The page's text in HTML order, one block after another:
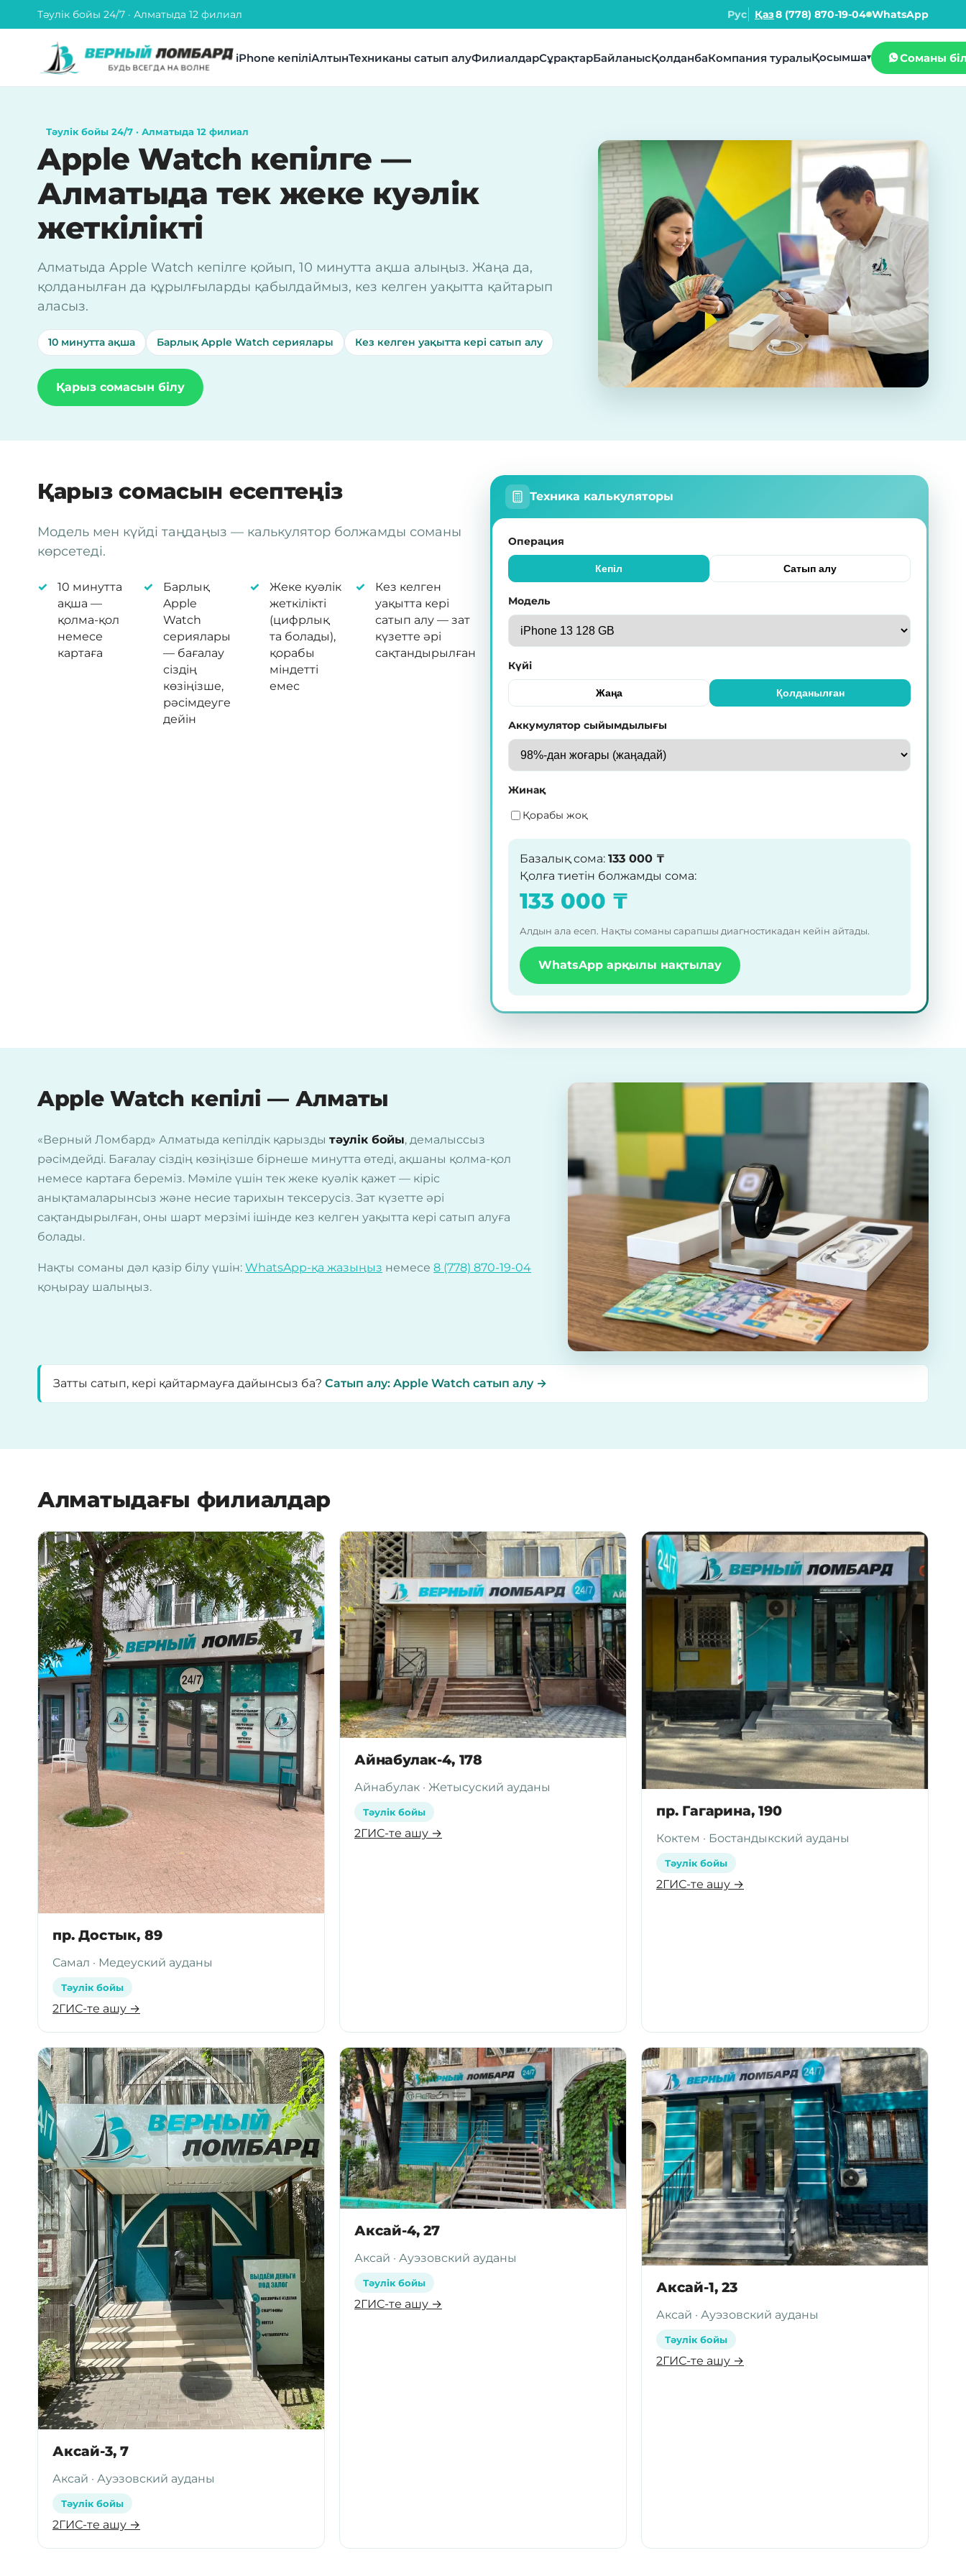
Тәулік бойы 24/7 · Алматыда 12 филиал Рус Қаз8 (778) 870-19-04 WhatsApp
iPhone кепіліАлтынТехниканы сатып алуФилиалдарСұрақтарБайланысҚолданбаКомпания туралыҚосымша▾ Соманы
Тәулік бойы 24/7 · Алматыда 12 филиал
Apple Watch кепілге —
Алматыда тек жеке куәлік
жеткілікті
Алматыда Apple Watch кепілге қойып, 10 минутта ақша алыңыз. Жаңа да,
қолданылған да құрылғыларды қабылдаймыз, кез келген уақытта қайтарып
аласыз.
10 минутта ақша Барлық Apple Watch сериялары Кез келген уақытта кері сатып алу
Қарыз сомасын білу
Қарыз сомасын есептеңіз
Модель мен күйді таңдаңыз — калькулятор болжамды соманы
көрсетеді.
10 минутта
ақша —
қолма-қол
немесе
картаға
Барлық
Apple
Watch
сериялары
— бағалау
сіздің
көзіңізше,
рәсімдеуге
дейін
Жеке куәлік
жеткілікті
(цифрлық
та болады),
қорабы
міндетті
емес
Кез келген
уақытта кері
сатып алу — зат
күзетте әрі
сақтандырылған
Техника калькуляторы
Операция
Кепіл Сатып алу
Модель
Күйі
Жаңа Қолданылған
Аккумулятор сыйымдылығы
Жинақ
Қорабы жоқ
Базалық сома: 133 000 ₸
Қолға тиетін болжамды сома:
133 000 ₸
Алдын ала есеп. Нақты соманы сарапшы диагностикадан кейін айтады.
WhatsApp арқылы нақтылау
Apple Watch кепілі — Алматы
«Верный Ломбард» Алматыда кепілдік қарызды тәулік бойы, демалыссыз
рәсімдейді. Бағалау сіздің көзіңізше бірнеше минутта өтеді, ақшаны қолма-қол
немесе картаға береміз. Мәміле үшін тек жеке куәлік қажет — кіріс
анықтамаларынсыз және несие тарихын тексерусіз. Зат күзетте әрі
сақтандырылған, оны шарт мерзімі ішінде кез келген уақытта кері сатып алуға
болады.
Нақты соманы дәл қазір білу үшін: WhatsApp-қа жазыңыз немесе 8 (778) 870-19-04
қоңырау шалыңыз.
Затты сатып, кері қайтармауға дайынсыз ба? Сатып алу: Apple Watch сатып алу →
Алматыдағы филиалдар
пр. Достык, 89
Самал · Медеуский ауданы
Тәулік бойы
2ГИС-те ашу →
Айнабулак-4, 178
Айнабулак · Жетысуский ауданы
Тәулік бойы
2ГИС-те ашу →
пр. Гагарина, 190
Коктем · Бостандыкский ауданы
Тәулік бойы
2ГИС-те ашу →
Аксай-3, 7
Аксай · Ауэзовский ауданы
Тәулік бойы
2ГИС-те ашу →
Аксай-4, 27
Аксай · Ауэзовский ауданы
Тәулік бойы
2ГИС-те ашу →
Аксай-1, 23
Аксай · Ауэзовский ауданы
Тәулік бойы
2ГИС-те ашу →